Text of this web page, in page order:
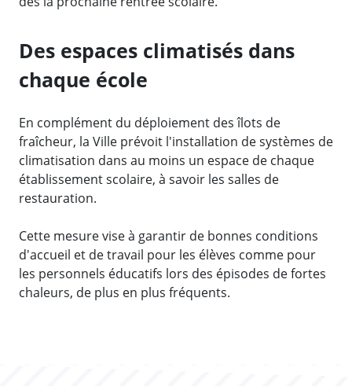
Des espaces climatisés dans
chaque école
En complément du déploiement des îlots de
fraîcheur, la Ville prévoit l'installation de systèmes de
climatisation dans au moins un espace de chaque
établissement scolaire, à savoir les salles de
restauration.
Cette mesure vise à garantir de bonnes conditions
d'accueil et de travail pour les élèves comme pour
les personnels éducatifs lors des épisodes de fortes
chaleurs, de plus en plus fréquents.